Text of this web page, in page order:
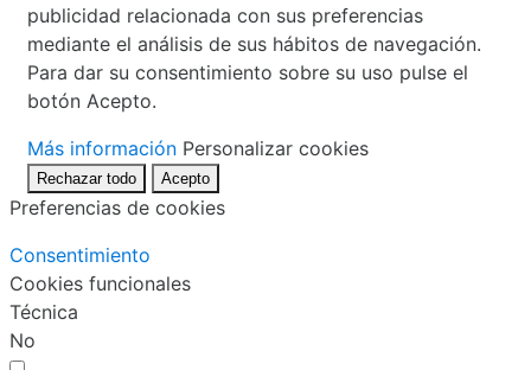
publicidad relacionada con sus preferencias
mediante el análisis de sus hábitos de navegación.
Para dar su consentimiento sobre su uso pulse el
botón Acepto.
Más información Personalizar cookies
Rechazar todo Acepto
Preferencias de cookies
Consentimiento
Cookies funcionales
Técnica
No